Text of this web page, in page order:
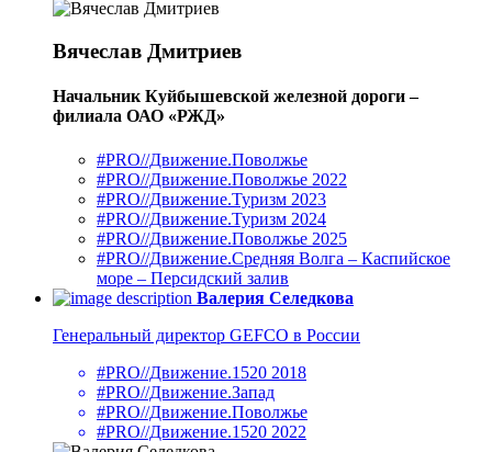
Вячеслав Дмитриев
Начальник Куйбышевской железной дороги –
филиала ОАО «РЖД»
#PRO//Движение.Поволжье
#PRO//Движение.Поволжье 2022
#PRO//Движение.Туризм 2023
#PRO//Движение.Туризм 2024
#PRO//Движение.Поволжье 2025
#PRO//Движение.Средняя Волга – Каспийское
море – Персидский залив
Валерия Селедкова
Генеральный директор GEFCO в России
#PRO//Движение.1520 2018
#PRO//Движение.Запад
#PRO//Движение.Поволжье
#PRO//Движение.1520 2022